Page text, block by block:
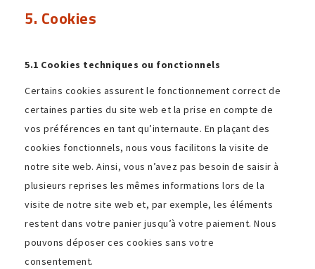
5. Cookies
5.1 Cookies tech­niques ou fonctionnels
Certains cookies assurent le fonc­tion­ne­ment correct de
certaines parties du site web et la prise en compte de
vos préfé­rences en tant qu’internaute. En plaçant des
cookies fonc­tion­nels, nous vous faci­li­tons la visite de
notre site web. Ainsi, vous n’avez pas besoin de saisir à
plusieurs reprises les mêmes infor­ma­tions lors de la
visite de notre site web et, par exemple, les éléments
restent dans votre panier jusqu’à votre paie­ment. Nous
pouvons déposer ces cookies sans votre
consentement.